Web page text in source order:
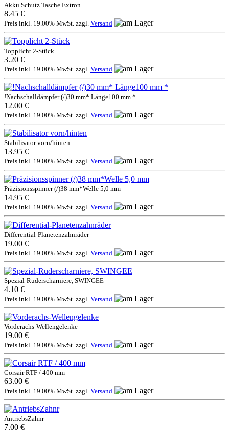
Akku Schutz Tasche Extron
8.45 €
Preis inkl. 19.00% MwSt. zzgl. Versand
Topplicht 2-Stück
3.20 €
Preis inkl. 19.00% MwSt. zzgl. Versand
!Nachschalldämpfer (/)30 mm* Länge100 mm *
12.00 €
Preis inkl. 19.00% MwSt. zzgl. Versand
Stabilisator vorn/hinten
13.95 €
Preis inkl. 19.00% MwSt. zzgl. Versand
Präzisionsspinner (/)38 mm*Welle 5,0 mm
14.95 €
Preis inkl. 19.00% MwSt. zzgl. Versand
Differential-Planetenzahnräder
19.00 €
Preis inkl. 19.00% MwSt. zzgl. Versand
Spezial-Ruderscharniere, SWINGEE
4.10 €
Preis inkl. 19.00% MwSt. zzgl. Versand
Vorderachs-Wellengelenke
19.00 €
Preis inkl. 19.00% MwSt. zzgl. Versand
Corsair RTF / 400 mm
63.00 €
Preis inkl. 19.00% MwSt. zzgl. Versand
AntriebsZahnr
7.00 €